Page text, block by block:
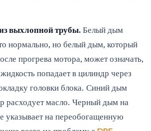
выхлопной трубы.Белый дым
нормально, но белый дым, который
прогрева мотора, может означать,
попадает в цилиндр через
головки блока. Синий дым
расходует масло. Черный дым на
указывает на переобогащенную